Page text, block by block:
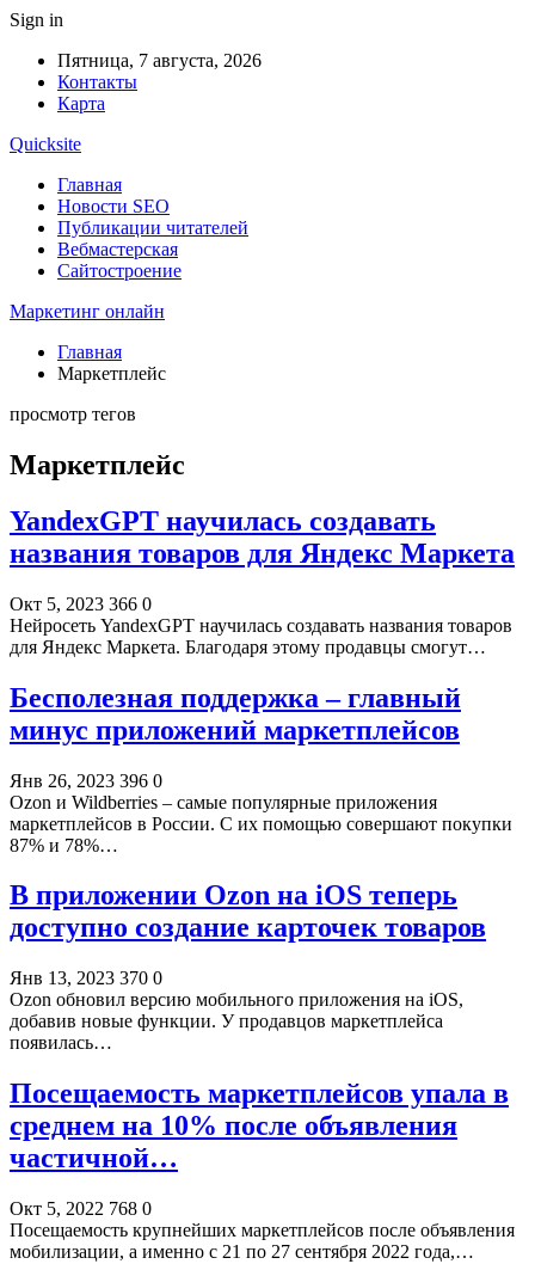
Sign in
Пятница, 7 августа, 2026
Контакты
Карта
Quicksite
Главная
Новости SEO
Публикации читателей
Вебмастерская
Сайтостроение
Маркетинг онлайн
Главная
Маркетплейс
просмотр тегов
Маркетплейс
YandexGPT научилась создавать
названия товаров для Яндекс Маркета
Окт 5, 2023 366 0
Нейросеть YandexGPT научилась создавать названия товаров
для Яндекс Маркета. Благодаря этому продавцы смогут…
Бесполезная поддержка – главный
минус приложений маркетплейсов
Янв 26, 2023 396 0
Ozon и Wildberries – самые популярные приложения
маркетплейсов в России. С их помощью совершают покупки
87% и 78%…
В приложении Ozon на iOS теперь
доступно создание карточек товаров
Янв 13, 2023 370 0
Ozon обновил версию мобильного приложения на iOS,
добавив новые функции. У продавцов маркетплейса
появилась…
Посещаемость маркетплейсов упала в
среднем на 10% после объявления
частичной…
Окт 5, 2022 768 0
Посещаемость крупнейших маркетплейсов после объявления
мобилизации, а именно с 21 по 27 сентября 2022 года,…